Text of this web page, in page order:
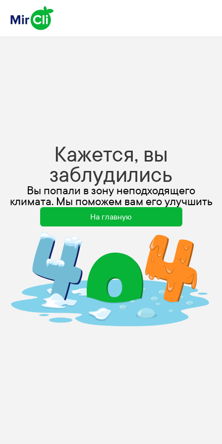
Кажется, вы
заблудились
Вы попали в зону неподходящего
климата. Мы поможем вам его улучшить
На главную